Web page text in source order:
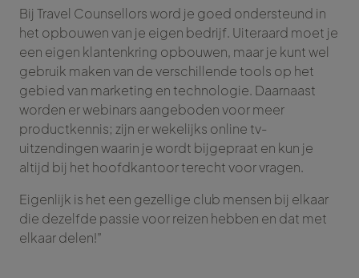
Bij Travel Counsellors word je goed ondersteund in
het opbouwen van je eigen bedrijf. Uiteraard moet je
een eigen klantenkring opbouwen, maar je kunt wel
gebruik maken van de verschillende tools op het
gebied van marketing en technologie. Daarnaast
worden er webinars aangeboden voor meer
productkennis; zijn er wekelijks online tv-
uitzendingen waarin je wordt bijgepraat en kun je
altijd bij het hoofdkantoor terecht voor vragen.
Eigenlijk is het een gezellige club mensen bij elkaar
die dezelfde passie voor reizen hebben en dat met
elkaar delen!”